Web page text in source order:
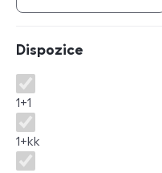
Dispozice
Dispozice
1+1
1+kk